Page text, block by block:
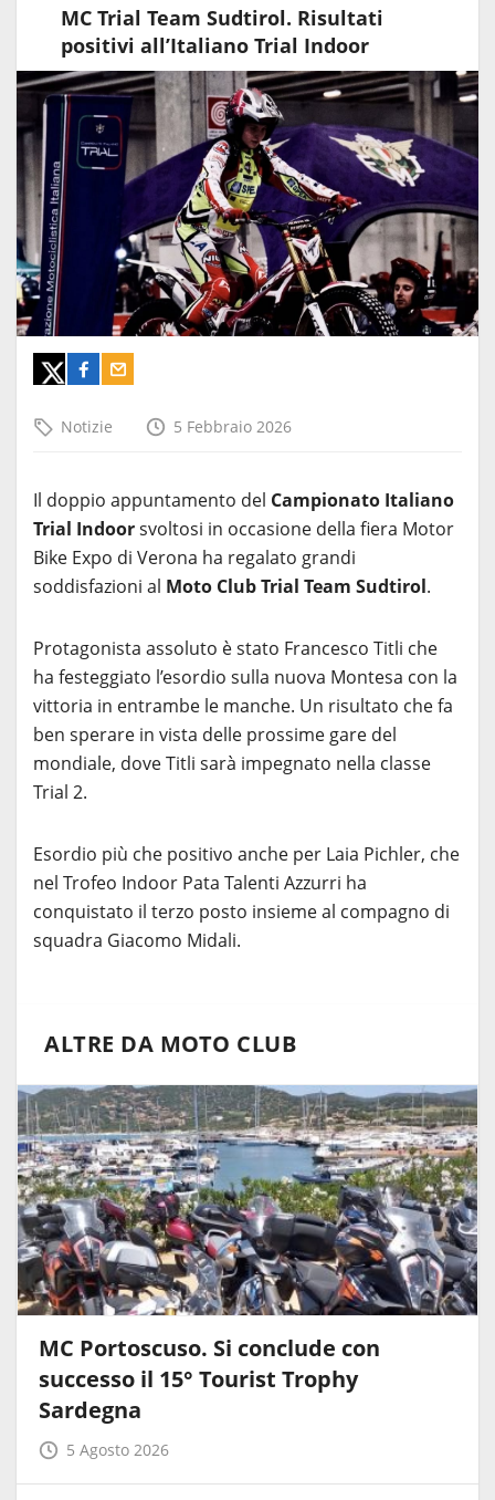
MC Trial Team Sudtirol. Risultati
positivi all’Italiano Trial Indoor
Notizie 5 Febbraio 2026
Il doppio appuntamento del Campionato Italiano
Trial Indoorsvoltosi in occasione della fiera Motor
Bike Expo di Verona ha regalato grandi
soddisfazioni al Moto Club Trial Team Sudtirol.
Protagonista assoluto è stato Francesco Titli che
ha festeggiato l’esordio sulla nuova Montesa con la
vittoria in entrambe le manche. Un risultato che fa
ben sperare in vista delle prossime gare del
mondiale, dove Titli sarà impegnato nella classe
Trial 2.
Esordio più che positivo anche per Laia Pichler, che
nel Trofeo Indoor Pata Talenti Azzurri ha
conquistato il terzo posto insieme al compagno di
squadra Giacomo Midali.
ALTRE DA MOTO CLUB
MC Portoscuso. Si conclude con
successo il 15° Tourist Trophy
Sardegna
5 Agosto 2026